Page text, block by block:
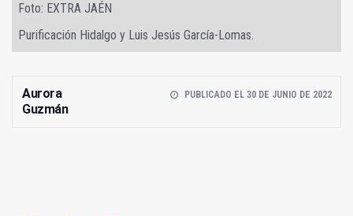
Foto: EXTRA JAÉN
Purificación Hidalgo y Luis Jesús García-Lomas.
Aurora
Guzmán
PUBLICADO EL 30 DE JUNIO DE 2022